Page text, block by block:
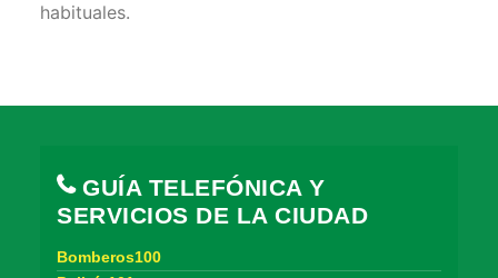
habituales.
GUÍA TELEFÓNICA Y
SERVICIOS DE LA CIUDAD
Bomberos100